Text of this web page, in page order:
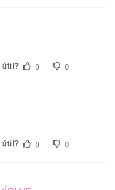
0 0
0 0